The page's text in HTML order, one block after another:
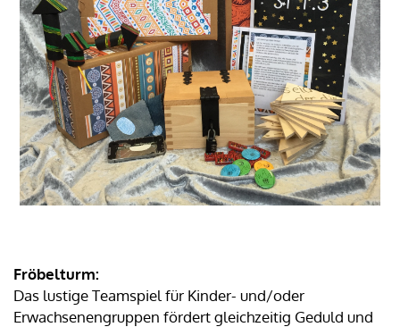
Fröbelturm:
Das lustige Teamspiel für Kinder- und/oder
Erwachsenengruppen fördert gleichzeitig Geduld und